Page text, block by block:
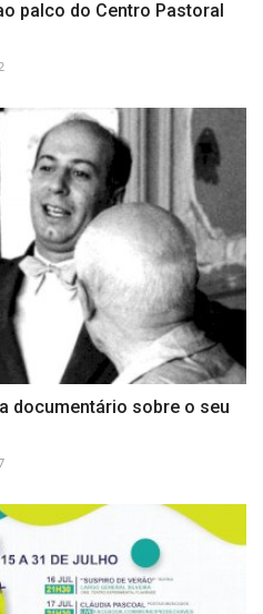
palco do Centro Pastoral
documentário sobre o seu